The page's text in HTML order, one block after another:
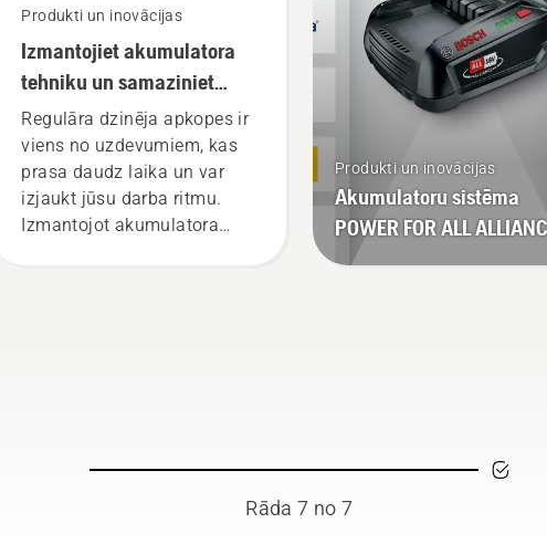
Produkti un inovācijas
Izmantojiet akumulatora
tehniku un samaziniet
apkopes apjomu
Regulāra dzinēja apkopes ir
viens no uzdevumiem, kas
prasa daudz laika un var
izjaukt jūsu darba ritmu.
Izmantojot akumulatora
Produkti un inovācijas
Akumulatoru sistēma
POWER FOR ALL
Rāda 7 no 7